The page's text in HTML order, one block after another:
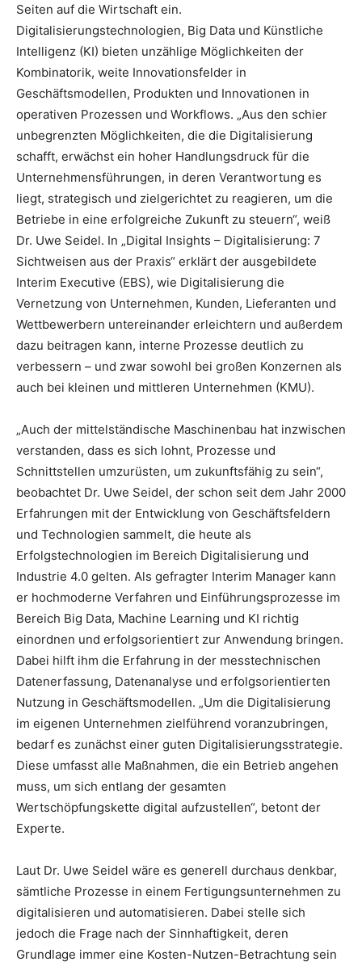
Seiten auf die Wirtschaft ein.
Digitalisierungstechnologien, Big Data und Künstliche
Intelligenz (KI) bieten unzählige Möglichkeiten der
Kombinatorik, weite Innovationsfelder in
Geschäftsmodellen, Produkten und Innovationen in
operativen Prozessen und Workflows. „Aus den schier
unbegrenzten Möglichkeiten, die die Digitalisierung
schafft, erwächst ein hoher Handlungsdruck für die
Unternehmensführungen, in deren Verantwortung es
liegt, strategisch und zielgerichtet zu reagieren, um die
Betriebe in eine erfolgreiche Zukunft zu steuern“, weiß
Dr. Uwe Seidel. In „Digital Insights – Digitalisierung: 7
Sichtweisen aus der Praxis“ erklärt der ausgebildete
Interim Executive (EBS), wie Digitalisierung die
Vernetzung von Unternehmen, Kunden, Lieferanten und
Wettbewerbern untereinander erleichtern und außerdem
dazu beitragen kann, interne Prozesse deutlich zu
verbessern – und zwar sowohl bei großen Konzernen als
auch bei kleinen und mittleren Unternehmen (KMU).
„Auch der mittelständische Maschinenbau hat inzwischen
verstanden, dass es sich lohnt, Prozesse und
Schnittstellen umzurüsten, um zukunftsfähig zu sein“,
beobachtet Dr. Uwe Seidel, der schon seit dem Jahr 2000
Erfahrungen mit der Entwicklung von Geschäftsfeldern
und Technologien sammelt, die heute als
Erfolgstechnologien im Bereich Digitalisierung und
Industrie 4.0 gelten. Als gefragter Interim Manager kann
er hochmoderne Verfahren und Einführungsprozesse im
Bereich Big Data, Machine Learning und KI richtig
einordnen und erfolgsorientiert zur Anwendung bringen.
Dabei hilft ihm die Erfahrung in der messtechnischen
Datenerfassung, Datenanalyse und erfolgsorientierten
Nutzung in Geschäftsmodellen. „Um die Digitalisierung
im eigenen Unternehmen zielführend voranzubringen,
bedarf es zunächst einer guten Digitalisierungsstrategie.
Diese umfasst alle Maßnahmen, die ein Betrieb angehen
muss, um sich entlang der gesamten
Wertschöpfungskette digital aufzustellen“, betont der
Experte.
Laut Dr. Uwe Seidel wäre es generell durchaus denkbar,
sämtliche Prozesse in einem Fertigungsunternehmen zu
digitalisieren und automatisieren. Dabei stelle sich
jedoch die Frage nach der Sinnhaftigkeit, deren
Grundlage immer eine Kosten-Nutzen-Betrachtung sein